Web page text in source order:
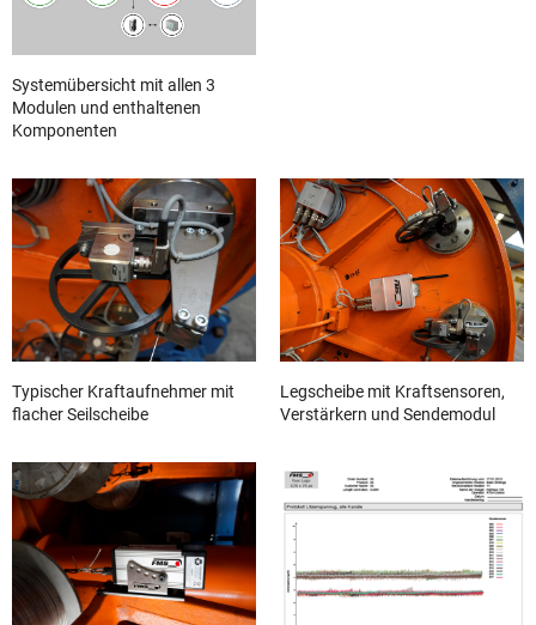
Systemübersicht mit allen 3
Modulen und enthaltenen
Komponenten
Typischer Kraftaufnehmer mit
flacher Seilscheibe
Legscheibe mit Kraftsensoren,
Verstärkern und Sendemodul